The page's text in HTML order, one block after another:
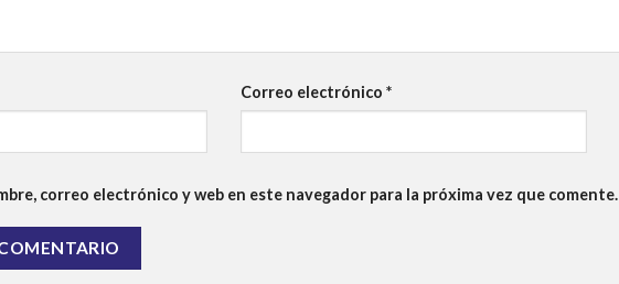
Correo electrónico*
correo electrónico y web en este navegador para la próxima vez que comente.